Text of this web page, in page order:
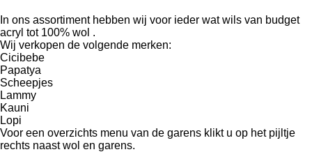
In ons assortiment hebben wij voor ieder wat wils van budget
acryl tot 100% wol .
Wij verkopen de volgende merken:
Cicibebe
Papatya
Scheepjes
Lammy
Kauni
Lopi
Voor een overzichts menu van de garens klikt u op het pijltje
rechts naast wol en garens.